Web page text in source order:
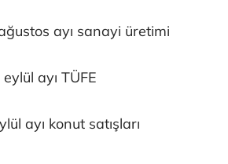
ayı sanayi üretimi
ayı TÜFE
ayı konut satışları